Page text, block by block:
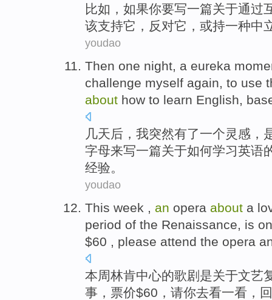
比如 ， 如果你要写一篇关于通过
该支持它 ， 反对它， 或持一种中
youdao
Then one night, a eureka
challenge myself again, to use
about how to learn English,
几天后 ， 我突然有了一个灵感 ，
字母来写一篇关于如何学习英语
经验。
youdao
This week , an opera about a
period of the Renaissance, is
$60 , please attend the opera
本周林肯中心的歌剧 是关于文艺
事 ， 票价$60 ， 请你去看一看，